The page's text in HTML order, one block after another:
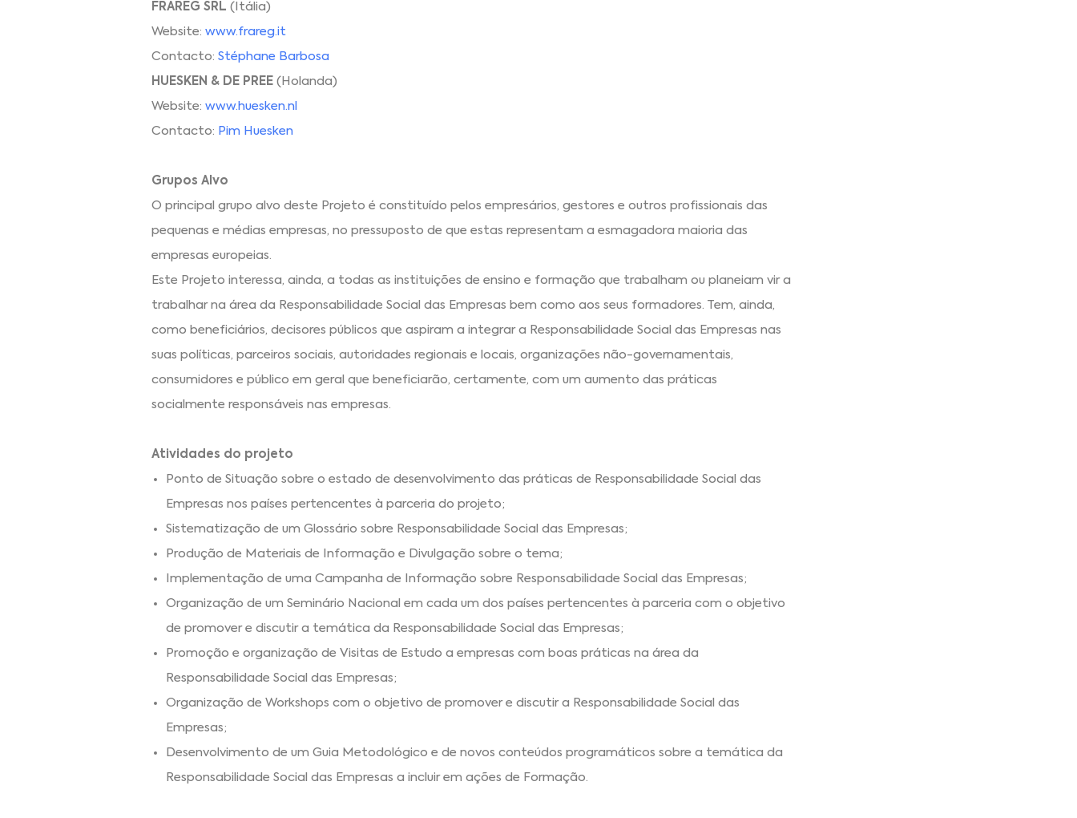
FRAREG SRL (Itália)
Website: www.frareg.it
Contacto: Stéphane Barbosa
HUESKEN & DE PREE(Holanda)
Website: www.huesken.nl
Contacto: Pim Huesken
Grupos Alvo
O principal grupo alvo deste Projeto é constituído pelos empresários, gestores e outros profissionais das
pequenas e médias empresas, no pressuposto de que estas representam a esmagadora maioria das
empresas europeias.
Este Projeto interessa, ainda, a todas as instituições de ensino e formação que trabalham ou planeiam vir a
trabalhar na área da Responsabilidade Social das Empresas bem como aos seus formadores. Tem, ainda,
como beneficiários, decisores públicos que aspiram a integrar a Responsabilidade Social das Empresas nas
suas políticas, parceiros sociais, autoridades regionais e locais, organizações não-governamentais,
consumidores e público em geral que beneficiarão, certamente, com um aumento das práticas
socialmente responsáveis nas empresas.
Atividades do projeto
Ponto de Situação sobre o estado de desenvolvimento das práticas de Responsabilidade Social das
Empresas nos países pertencentes à parceria do projeto;
Sistematização de um Glossário sobre Responsabilidade Social das Empresas;
Produção de Materiais de Informação e Divulgação sobre o tema;
Implementação de uma Campanha de Informação sobre Responsabilidade Social das Empresas;
Organização de um Seminário Nacional em cada um dos países pertencentes à parceria com o objetivo
de promover e discutir a temática da Responsabilidade Social das Empresas;
Promoção e organização de Visitas de Estudo a empresas com boas práticas na área da
Responsabilidade Social das Empresas;
Organização de Workshops com o objetivo de promover e discutir a Responsabilidade Social das
Empresas;
Desenvolvimento de um Guia Metodológico e de novos conteúdos programáticos sobre a temática da
Responsabilidade Social das Empresas a incluir em ações de Formação.